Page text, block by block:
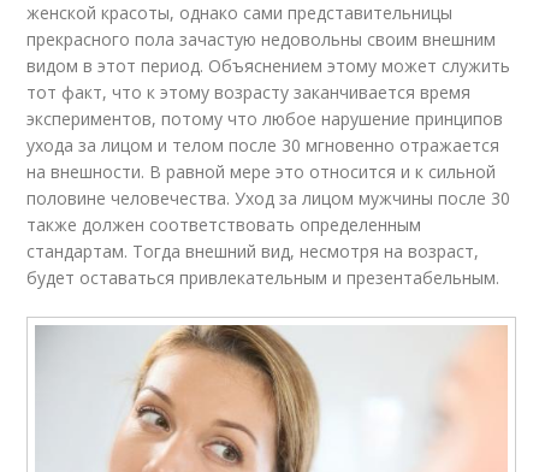
женской красоты, однако сами представительницы
прекрасного пола зачастую недовольны своим внешним
видом в этот период. Объяснением этому может служить
тот факт, что к этому возрасту заканчивается время
экспериментов, потому что любое нарушение принципов
ухода за лицом и телом после 30 мгновенно отражается
на внешности. В равной мере это относится и к сильной
половине человечества. Уход за лицом мужчины после 30
также должен соответствовать определенным
стандартам. Тогда внешний вид, несмотря на возраст,
будет оставаться привлекательным и презентабельным.